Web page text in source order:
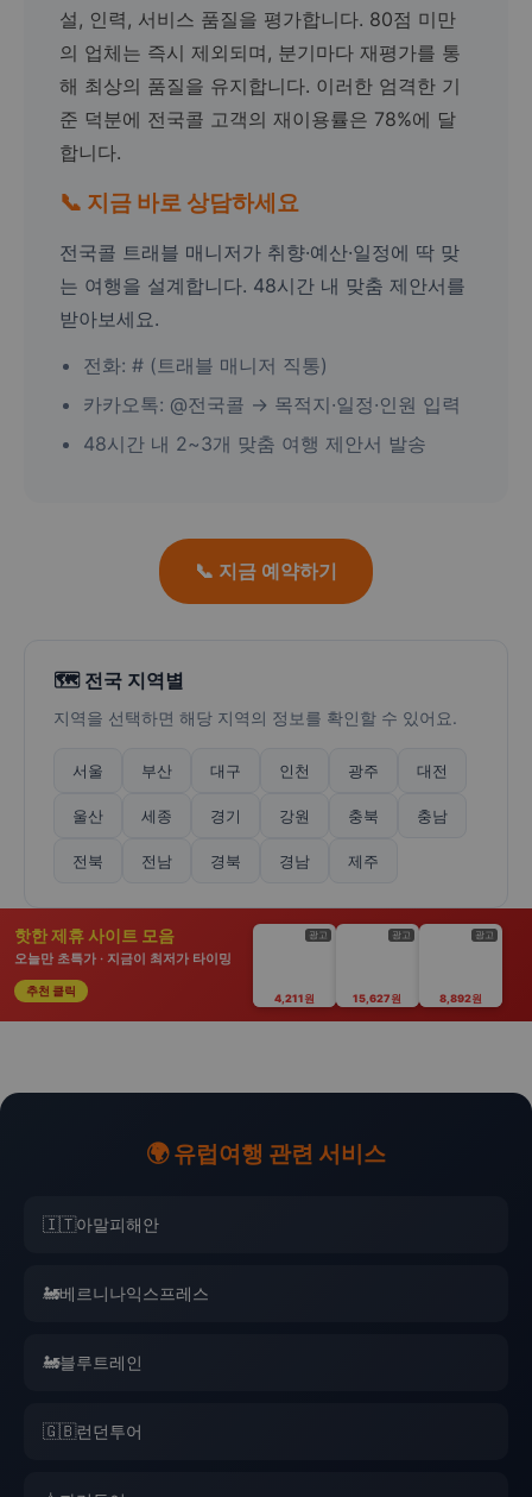
설, 인력, 서비스 품질을 평가합니다. 80점 미만
의 업체는 즉시 제외되며, 분기마다 재평가를 통
해 최상의 품질을 유지합니다. 이러한 엄격한 기
준 덕분에 전국콜 고객의 재이용률은 78%에 달
합니다.
📞 지금 바로 상담하세요
전국콜 트래블 매니저가 취향·예산·일정에 딱 맞
는 여행을 설계합니다. 48시간 내 맞춤 제안서를
받아보세요.
전화: # (트래블 매니저 직통)
카카오톡: @전국콜 → 목적지·일정·인원 입력
48시간 내 2~3개 맞춤 여행 제안서 발송
📞 지금 예약하기
🗺️ 전국 지역별
지역을 선택하면 해당 지역의 정보를 확인할 수 있어요.
서울 부산 대구 인천 광주 대전
울산 세종 경기 강원 충북 충남
전북 전남 경북 경남 제주
핫한 제휴 사이트 모음
오늘만 초특가 · 지금이 최저가 타이밍
추천 클릭
광고
4,211원
광고
15,627원
광고
8,892원
🌍 유럽여행 관련 서비스
🇮🇹아말피해안
🚂베르니나익스프레스
🚂블루트레인
🇬🇧런던투어